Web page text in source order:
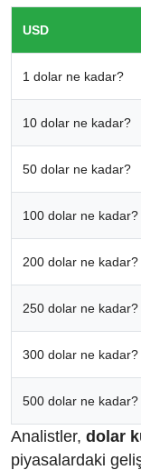
USD
1 dolar ne kadar?
10 dolar ne kadar?
50 dolar ne kadar?
100 dolar ne kadar?
200 dolar ne kadar?
250 dolar ne kadar?
300 dolar ne kadar?
500 dolar ne kadar?
Analistler, dolar
piyasalardaki